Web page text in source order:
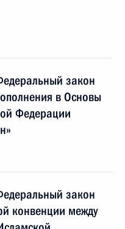
закон
в Основы
Федерации
закон
конвенции между